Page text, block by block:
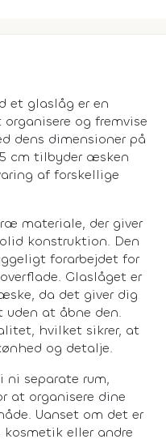
et glaslåg er en
og fremvise
dens dimensioner på
cm tilbyder æsken
af forskellige
materiale, der giver
konstruktion. Den
forarbejdet for
Glaslåget er
da det giver dig
at åbne den.
hvilket sikrer, at
og detalje.
separate rum,
at organisere dine
Uanset om det er
kosmetik eller andre